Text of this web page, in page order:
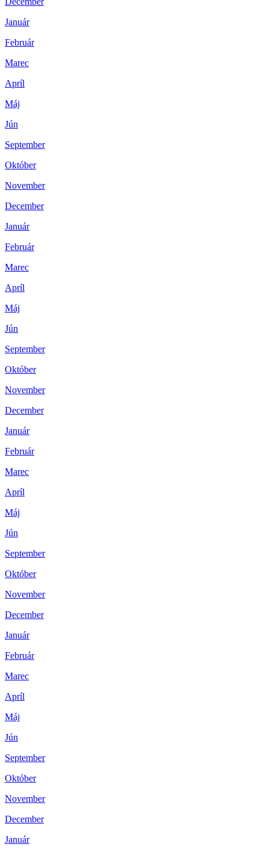
Január
Február
Marec
Apríl
Máj
Jún
September
Október
November
December
Január
Február
Marec
Apríl
Máj
Jún
September
Október
November
December
Január
Február
Marec
Apríl
Máj
Jún
September
Október
November
December
Január
Február
Marec
Apríl
Máj
Jún
September
Október
November
December
Január